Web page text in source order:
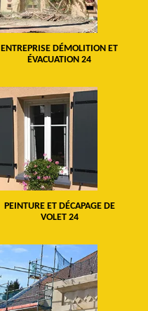
ENTREPRISE DÉMOLITION ET
ÉVACUATION 24
PEINTURE ET DÉCAPAGE DE
VOLET 24